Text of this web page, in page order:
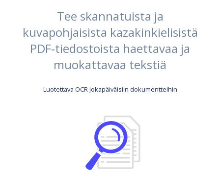
Tee skannatuista ja
kuvapohjaisista kazakinkielisistä
PDF‑tiedostoista haettavaa ja
muokattavaa tekstiä
Luotettava OCR jokapäiväisiin dokumentteihin